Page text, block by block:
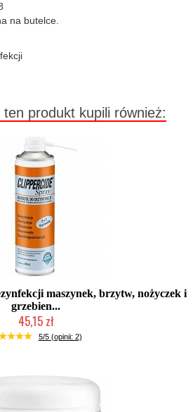
na butelce.
produkt kupili również:
maszynek, brzytw, nożyczek i
grzebien...
45,15 zł
ilość (wysyłka w 24h)
5/5 (opinii: 2)